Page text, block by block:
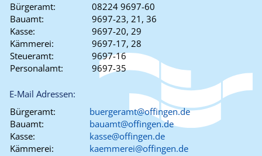
Bürgeramt:
08224 9697-60
Bauamt:
9697-23, 21, 36
Kasse:
9697-20, 29
Kämmerei:
9697-17, 28
Steueramt:
9697-16
Personalamt:
9697-35
E-Mail Adressen:
Bürgeramt:
buergeramt@offingen.de
Bauamt:
bauamt@offingen.de
Kasse:
kasse@offingen.de
Kämmerei:
kaemmerei@offingen.de